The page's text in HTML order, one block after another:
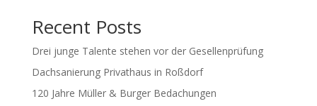
Recent Posts
Drei junge Talente stehen vor der Gesellenprüfung
Dachsanierung Privathaus in Roßdorf
120 Jahre Müller & Burger Bedachungen